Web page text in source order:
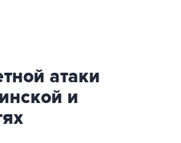
атаки
и